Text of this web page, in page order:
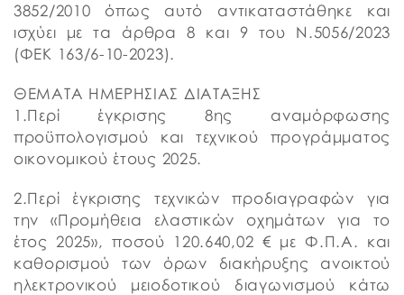
3852/2010 όπως αυτό αντικαταστάθηκε και
ισχύει με τα άρθρα 8 και 9 του Ν.5056/2023
(ΦΕΚ 163/6-10-2023).
ΘΕΜΑΤΑ ΗΜΕΡΗΣΙΑΣ ΔΙΑΤΑΞΗΣ
1.Περί έγκρισης 8ης αναμόρφωσης
προϋπολογισμού και τεχνικού προγράμματος
οικονομικού έτους 2025.
2.Περί έγκρισης τεχνικών προδιαγραφών για
την «Προμήθεια ελαστικών οχημάτων για το
έτος 2025», ποσού 120.640,02 € με Φ.Π.Α. και
καθορισμού των όρων διακήρυξης ανοικτού
ηλεκτρονικού μειοδοτικού διαγωνισμού κάτω